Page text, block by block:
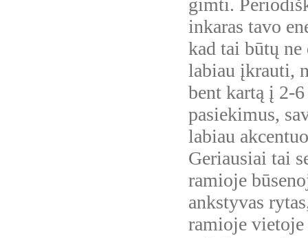
gimti.
inkaras tavo
kad tai būtų
labiau įkrauti,
bent kartą į 2-
pasiekimus,
labiau
Geriausiai tai
ramioje
ankstyvas
ramioje